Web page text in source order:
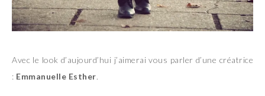
Avec le look d’aujourd’hui j’aimerai vous parler d’une créatrice
: Emmanuelle Esther.